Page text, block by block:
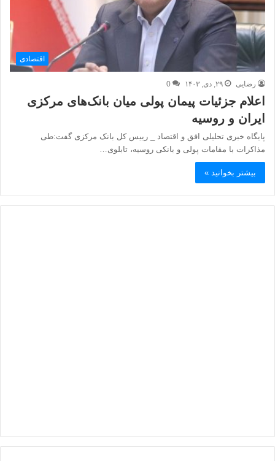
اقتصادی
رضایی ۲۹, دی, ۱۴۰۳ 0
اعلام جزئیات پیمان پولی میان بانک‌های مرکزی
ایران و روسیه
پایگاه خبری تحلیلی افق و اقتصاد _ رییس کل بانک مرکزی گفت:طی
مذاکرات با مقامات پولی و بانکی روسیه، تابلوی…
بیشتر بخوانید »